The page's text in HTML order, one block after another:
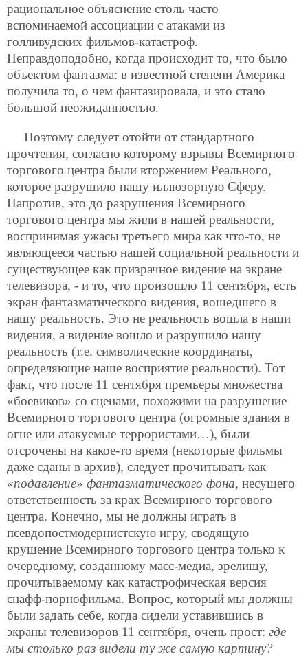
рациональное объяснение столь часто
вспоминаемой ассоциации с атаками из
голливудских фильмов-катастроф.
Неправдоподобно, когда происходит то, что было
объектом фантазма: в известной степени Америка
получила то, о чем фантазировала, и это стало
большой неожиданностью.
Поэтому следует отойти от стандартного
прочтения, согласно которому взрывы Всемирного
торгового центра были вторжением Реального,
которое разрушило нашу иллюзорную Сферу.
Напротив, это до разрушения Всемирного
торгового центра мы жили в нашей реальности,
воспринимая ужасы третьего мира как что-то, не
являющееся частью нашей социальной реальности и
существующее как призрачное видение на экране
телевизора, - и то, что произошло 11 сентября, есть
экран фантазматического видения, вошедшего в
нашу реальность. Это не реальность вошла в наши
видения, а видение вошло и разрушило нашу
реальность (т.е. символические координаты,
определяющие наше восприятие реальности). Тот
факт, что после 11 сентября премьеры множества
«боевиков» со сценами, похожими на разрушение
Всемирного торгового центра (огромные здания в
огне или атакуемые террористами…), были
отсрочены на какое-то время (некоторые фильмы
даже сданы в архив), следует прочитывать как
«подавление» фантазматического фона, несущего
ответственность за крах Всемирного торгового
центра. Конечно, мы не должны играть в
псевдопостмодернистскую игру, сводящую
крушение Всемирного торгового центра только к
очередному, созданному масс-медиа, зрелищу,
прочитываемому как катастрофическая версия
снафф-порнофильма. Вопрос, который мы должны
были задать себе, когда сидели уставившись в
экраны телевизоров 11 сентября, очень прост: где
мы столько раз видели ту же самую картину?